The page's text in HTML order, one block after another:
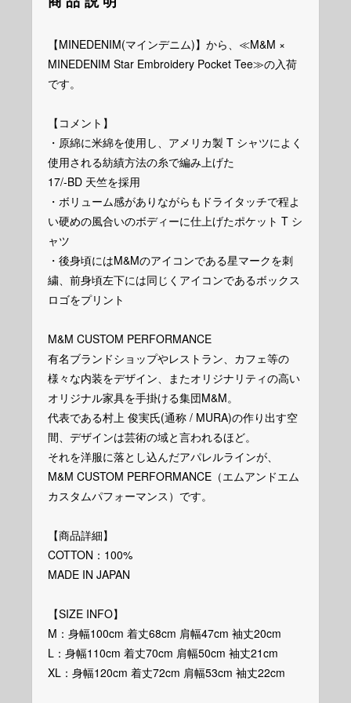
【MINEDENIM(マインデニム)】から、≪M&M ×
MINEDENIM Star Embroidery Pocket Tee≫の入荷
です。
【コメント】
・原綿に米綿を使用し、アメリカ製 T シャツによく
使用される紡績方法の糸で編み上げた
17/-BD 天竺を採用
・ボリューム感がありながらもドライタッチで程よ
い硬めの風合いのボディーに仕上げたポケット T シ
ャツ
・後身頃にはM&Mのアイコンである星マークを刺
繍、前身頃左下には同じくアイコンであるボックス
ロゴをプリント
M&M CUSTOM PERFORMANCE
有名ブランドショップやレストラン、カフェ等の
様々な内装をデザイン、またオリジナリティの高い
オリジナル家具を手掛ける集団M&M。
代表である村上 俊実氏(通称 / MURA)の作り出す空
間、デザインは芸術の域と言われるほど。
それを洋服に落とし込んだアパレルラインが、
M&M CUSTOM PERFORMANCE（エムアンドエム
カスタムパフォーマンス）です。
【商品詳細】
COTTON：100%
MADE IN JAPAN
【SIZE INFO】
M：身幅100cm 着丈68cm 肩幅47cm 袖丈20cm
L：身幅110cm 着丈70cm 肩幅50cm 袖丈21cm
XL：身幅120cm 着丈72cm 肩幅53cm 袖丈22cm